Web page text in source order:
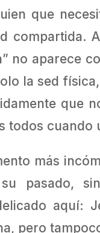
que
compartida.
no aparece
la sed
que
todos cuando
más
pasado,
aquí:
pero